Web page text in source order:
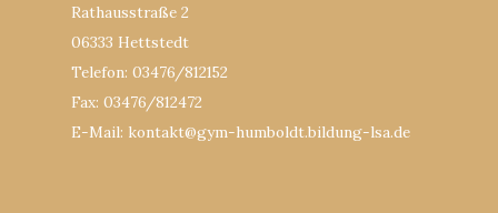
Rathausstraße 2
06333 Hettstedt
Telefon: 03476/812152
Fax: 03476/812472
E-Mail: kontakt@gym-humboldt.bildung-lsa.de